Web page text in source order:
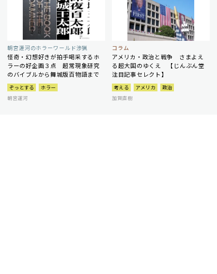
朝宮運河のホラーワールド渉猟
怪奇・幻想好きが拍手喝采するホ
ラーの好企画３点 超常現象研究
のバイブルから舞城版百物語まで
ぞっとする
ホラー
朝宮運河
コラム
アメリカ・政治と戦争 さまよえ
る超大国のゆくえ 【じんぶん堂
注目記事セレクト】
考える アメリカ
政治
加賀直樹